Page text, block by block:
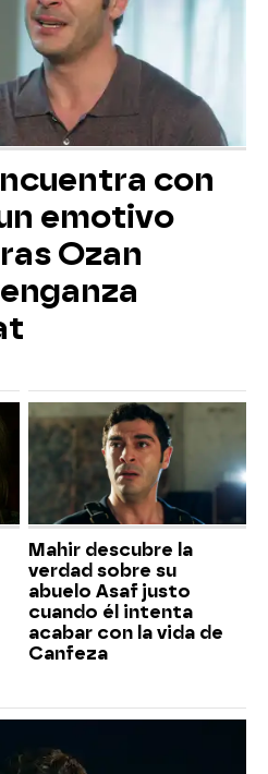
con
emotivo
Ozan
Mahir descubre la
verdad sobre su
abuelo Asaf justo
cuando él intenta
acabar con la vida de
Canfeza